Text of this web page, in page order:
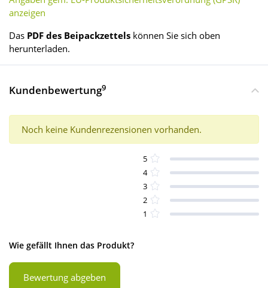
anzeigen
Das PDF des Beipackzettels können Sie sich oben
herunterladen.
Kundenbewertung9
Noch keine Kundenrezensionen vorhanden.
5
4
3
2
1
Wie gefällt Ihnen das Produkt?
Bewertung abgeben